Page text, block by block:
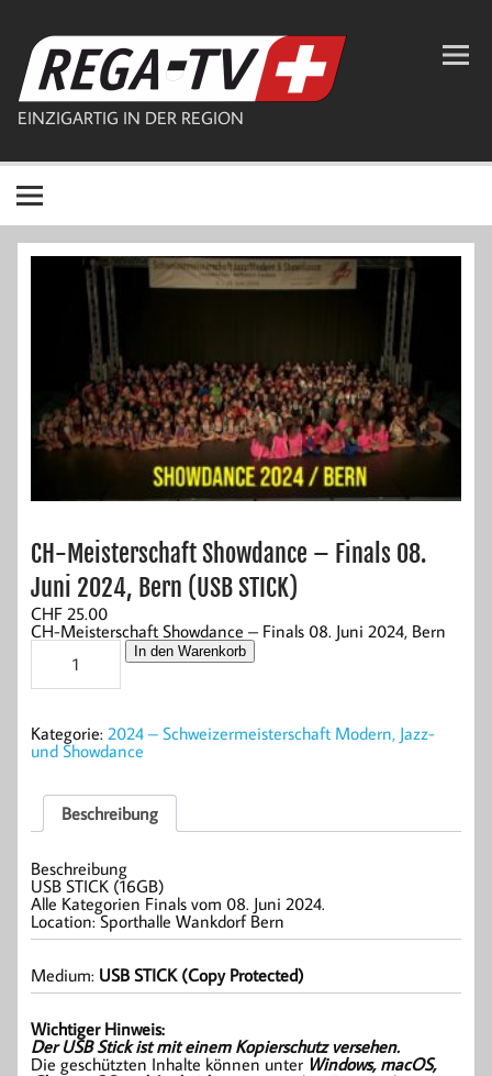
springen
REGA-TV
EINZIGARTIG IN DER REGION
CH-Meisterschaft Showdance – Finals 08.
Juni 2024, Bern (USB STICK)
CHF 25.00
CH-Meisterschaft Showdance – Finals 08. Juni 2024, Bern
CH-
Meisterschaft
Showdance
08.
Juni
(USB
STICK)
In den Warenkorb
Kategorie: 2024 – Schweizermeisterschaft Modern, Jazz-
und Showdance
Beschreibung
Beschreibung
USB STICK (16GB)
Alle Kategorien Finals vom 08. Juni 2024.
Location: Sporthalle Wankdorf Bern
Medium: USB STICK (Copy Protected)
Wichtiger Hinweis:
Der USB Stick ist mit einem Kopierschutz versehen.
Die geschützten Inhalte können unter Windows, macOS,